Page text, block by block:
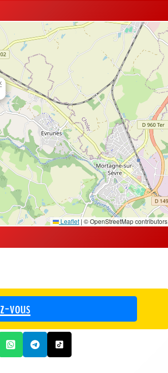
Leaflet | © OpenStreetMap contributors
vous